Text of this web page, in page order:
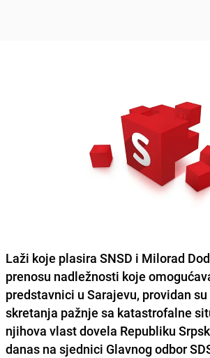
Laži koje plasira SNSD i Milorad
prenosu nadležnosti koje
predstavnici u Sarajevu, providan
skretanja pažnje sa katastrofalne
njihova vlast dovela Republiku
danas na sjednici Glavnog odbor